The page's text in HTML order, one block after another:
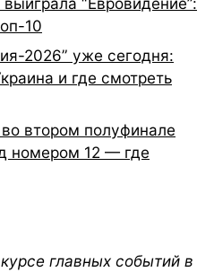
10
2026” уже сегодня:
и где смотреть
втором полуфинале
номером 12 — где
главных событий в